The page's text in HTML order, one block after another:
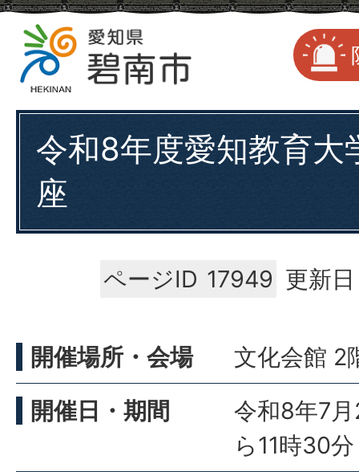
令和8年度愛知教育大
座
ページID 17949 更新
開催場所・会場
文化会館 2
開催日・期間
令和8年7
ら11時30分